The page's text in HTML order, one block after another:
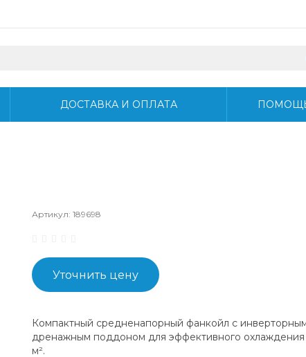
ДОСТАВКА И ОПЛАТА
Артикул: 189698
Уточнить цену
Компактный средненапорный фанкойл с
дренажным поддоном для эффективного
м².